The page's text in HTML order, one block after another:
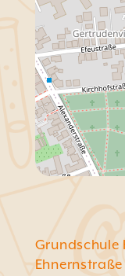
Grundschule